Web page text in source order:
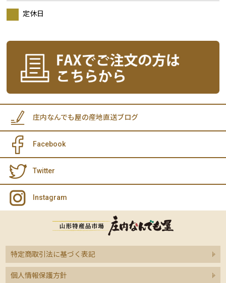
定休日
庄内なんでも屋の産地直送ブログ
Facebook
Twitter
Instagram
特定商取引法に基づく表記
個人情報保護方針